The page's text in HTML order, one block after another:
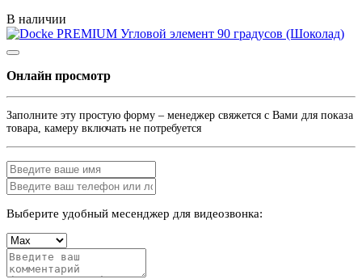
В наличии
Онлайн просмотр
Заполните эту простую форму – менеджер свяжется с Вами для показа
товара, камеру включать не потребуется
Выберите удобный месенджер для видеозвонка: